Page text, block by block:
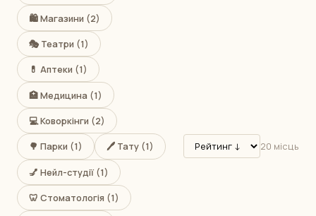
🛍️ Магазини (2)
🎭 Театри (1)
💊 Аптеки (1)
🏥 Медицина (1)
💻 Коворкінги (2)
🌳 Парки (1) 🖊️ Тату (1)
💅 Нейл-студії (1)
🦷 Стоматологія (1)
20 місць